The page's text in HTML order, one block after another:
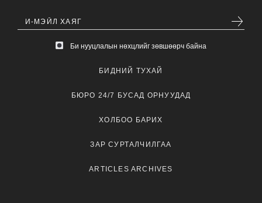
Би нууцлалын нөхцлийг зөвшөөрч байна
БИДНИЙ ТУХАЙ
БЮРО 24/7 БУСАД ОРНУУДАД
ХОЛБОО БАРИХ
ЗАР СУРТАЛЧИЛГАА
ARTICLES ARCHIVES